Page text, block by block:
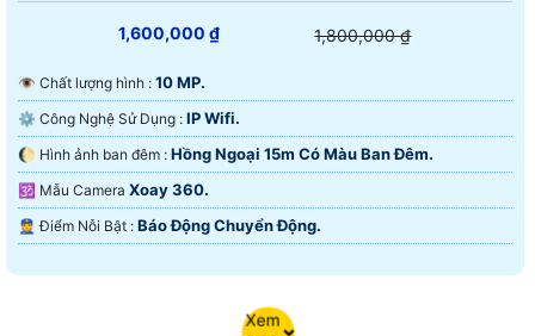
1,600,000 ₫ 1,800,000 ₫
👁 Chất lượng hình : 10 MP.
⚙ Công Nghệ Sử Dụng : IP Wifi.
🌔 Hình ảnh ban đêm : Hồng Ngoại 15m Có Màu Ban Ðêm.
🕉️ Mẫu Camera Xoay 360.
️👮 Điểm Nỗi Bật : Báo Động Chuyển Động.
Xem